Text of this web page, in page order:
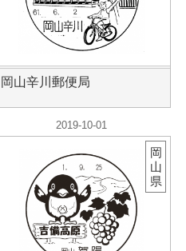
岡山辛川郵便局
2019-10-01
岡
山
県